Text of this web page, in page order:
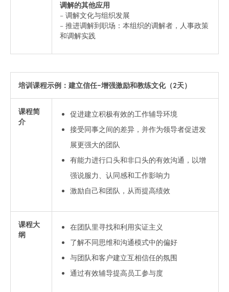
调解的其他应用
– 调解文化与组织发展
– 推进调解到职场：本组织的调解者，人事政策
和调解实践
培训课程示例：建立信任–增强激励和教练文化（2天）
课程简
介
促进建立积极有效的工作辅导环境
接受同事之间的差异，并作为领导者促进发
展更强大的团队
有能力进行口头和非口头的有效沟通，以增
强说服力、认同感和工作影响力
激励自己和团队，从而提高绩效
课程大
纲
在团队里寻找和利用实证主义
了解不同思维和沟通模式中的偏好
与团队和客户建立互相信任的氛围
通过有效辅导提高员工参与度